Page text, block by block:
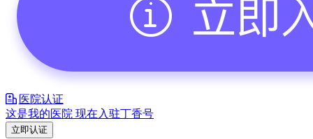
医院认证
这是我的医院 现在入驻丁香号
立即认证